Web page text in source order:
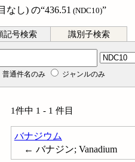
し) の“436.51 (NDC10)”
記号検索 識別子検索
普通件名のみ ジャンルのみ
1件中 1 - 1 件目
バナジウム
← バナジン; Vanadium